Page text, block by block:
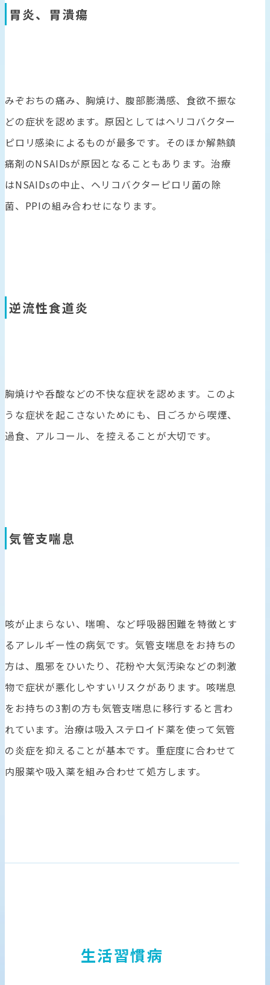
胃炎、胃潰瘍
みぞおちの痛み、胸焼け、腹部膨満感、食欲不振な
どの症状を認めます。原因としてはヘリコバクター
ピロリ感染によるものが最多です。そのほか解熱鎮
痛剤のNSAIDsが原因となることもあります。治療
はNSAIDsの中止、ヘリコバクターピロリ菌の除
菌、PPIの組み合わせになります。
逆流性食道炎
胸焼けや呑酸などの不快な症状を認めます。このよ
うな症状を起こさないためにも、日ごろから喫煙、
過食、アルコール、を控えることが大切です。
気管支喘息
咳が止まらない、喘鳴、など呼吸器困難を特徴とす
るアレルギー性の病気です。気管支喘息をお持ちの
方は、風邪をひいたり、花粉や大気汚染などの刺激
物で症状が悪化しやすいリスクがあります。咳喘息
をお持ちの3割の方も気管支喘息に移行すると言わ
れています。治療は吸入ステロイド薬を使って気管
の炎症を抑えることが基本です。重症度に合わせて
内服薬や吸入薬を組み合わせて処方します。
生活習慣病